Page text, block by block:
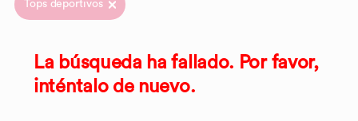
Tops deportivos
La búsqueda ha fallado. Por favor,
inténtalo de nuevo.